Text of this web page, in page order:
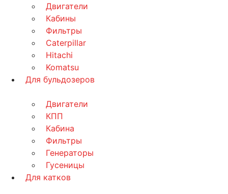
Двигатели
Кабины
Фильтры
Caterpillar
Hitachi
Komatsu
Для бульдозеров
Двигатели
КПП
Кабина
Фильтры
Генераторы
Гусеницы
Для катков